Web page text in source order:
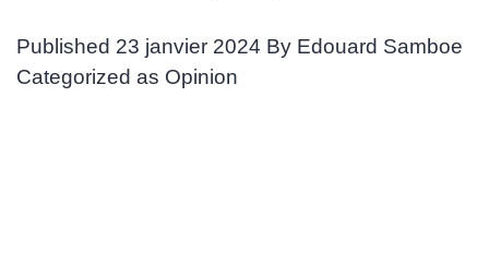
Published 23 janvier 2024 By Edouard Samboe
Categorized as Opinion